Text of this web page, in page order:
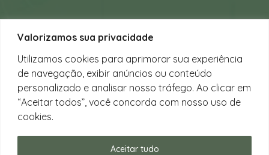
Valorizamos sua privacidade
Utilizamos cookies para aprimorar sua experiência
de navegação, exibir anúncios ou conteúdo
personalizado e analisar nosso tráfego. Ao clicar em
“Aceitar todos”, você concorda com nosso uso de
cookies.
Aceitar tudo
Seu refúgio em meio à natureza
na bela praia de Juquehy.
Instagram
@chalesdaluajuquehy
Facebook
Chalés da Lua Juquehy